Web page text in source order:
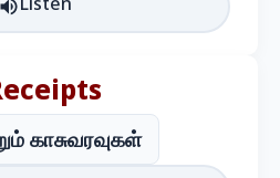
Listen
காசுவரவுகள்